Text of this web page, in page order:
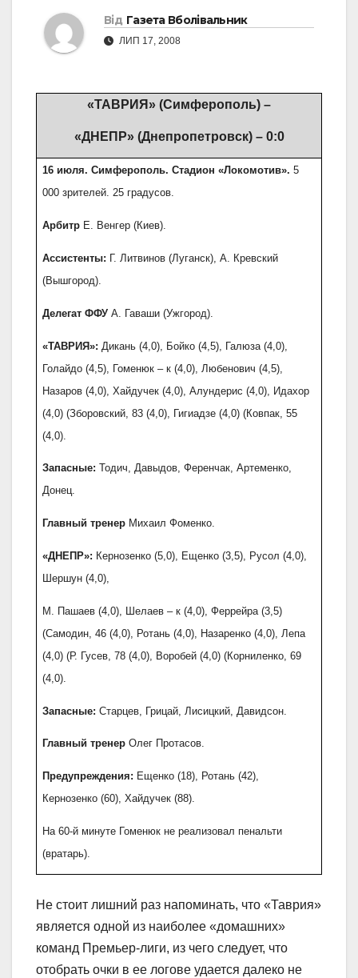
Від Газета Вболівальник
ЛИП 17, 2008
«ТАВРИЯ» (Симферополь) –
«ДНЕПР» (Днепропетровск) – 0:0
16 июля. Симферополь. Стадион «Локомотив». 5
000 зрителей. 25 градусов.
Арбитр Е. Венгер (Киев).
Ассистенты: Г. Литвинов (Луганск), А. Кревский
(Вышгород).
Делегат ФФУА. Гаваши (Ужгород).
«ТАВРИЯ»: Дикань (4,0), Бойко (4,5), Галюза (4,0),
Голайдо (4,5), Гоменюк – к (4,0), Любенович (4,5),
Назаров (4,0), Хайдучек (4,0), Алундерис (4,0), Идахор
(4,0) (Зборовский, 83 (4,0), Гигиадзе (4,0) (Ковпак, 55
(4,0).
Запасные:Тодич, Давыдов, Ференчак, Артеменко,
Донец.
Главный тренер Михаил Фоменко.
«ДНЕПР»: Кернозенко (5,0), Ещенко (3,5), Русол (4,0),
Шершун (4,0),
М. Пашаев (4,0), Шелаев – к (4,0), Феррейра (3,5)
(Самодин, 46 (4,0), Ротань (4,0), Назаренко (4,0), Лепа
(4,0) (Р. Гусев, 78 (4,0), Воробей (4,0) (Корниленко, 69
(4,0).
Запасные:Старцев, Грицай, Лисицкий, Давидсон.
Главный тренерОлег Протасов.
Предупреждения: Ещенко (18), Ротань (42),
Кернозенко (60), Хайдучек (88).
На 60-й минуте Гоменюк не реализовал пенальти
(вратарь).
Не стоит лишний раз напоминать, что «Таврия»
является одной из наиболее «домашних»
команд Премьер-лиги, из чего следует, что
отобрать очки в ее логове удается далеко не